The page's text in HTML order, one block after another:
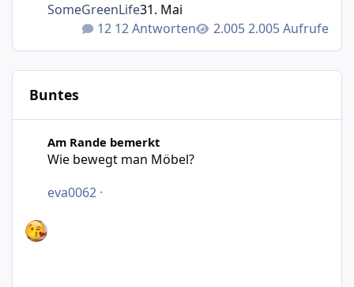
12 Antworten 2.005 Aufrufe
SomeGreenLife31. Mai
Buntes
Am Rande bemerkt
Wie bewegt man Möbel?
eva0062 ·